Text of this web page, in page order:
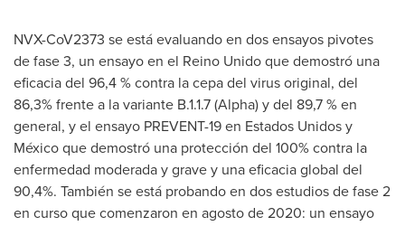
NVX-CoV2373 se está evaluando en dos ensayos pivotes
de fase 3, un ensayo en el Reino Unido que demostró una
eficacia del 96,4 % contra la cepa del virus original, del
86,3% frente a la variante B.1.1.7 (Alpha) y del 89,7 % en
general, y el ensayo PREVENT-19 en Estados Unidos y
México que demostró una protección del 100% contra la
enfermedad moderada y grave y una eficacia global del
90,4%. También se está probando en dos estudios de fase 2
en curso que comenzaron en agosto de 2020: un ensayo